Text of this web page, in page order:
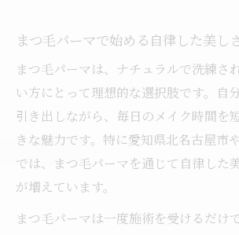
まつ毛パーマで始める自律した美し
まつ毛パーマは、ナチュラルで洗練さ
い方にとって理想的な選択肢です。自
引き出しながら、毎日のメイク時間を
きな魅力です。特に愛知県北名古屋市
では、まつ毛パーマを通じて自律した
が増えています。
まつ毛パーマは一度施術を受けるだけ